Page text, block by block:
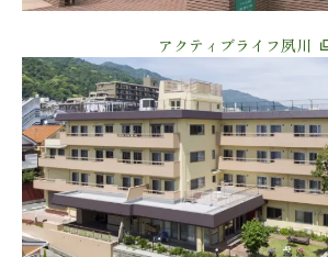
アクティブライフ夙川